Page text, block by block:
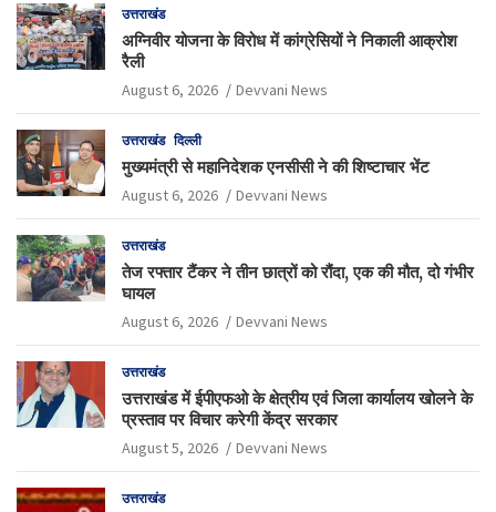
उत्तराखंड
अग्निवीर योजना के विरोध में कांग्रेसियों ने निकाली आक्रोश
रैली
August 6, 2026 Devvani News
उत्तराखंड दिल्ली
मुख्यमंत्री से महानिदेशक एनसीसी ने की शिष्टाचार भेंट
August 6, 2026 Devvani News
उत्तराखंड
तेज रफ्तार टैंकर ने तीन छात्रों को रौंदा, एक की मौत, दो गंभीर
घायल
August 6, 2026 Devvani News
उत्तराखंड
उत्तराखंड में ईपीएफओ के क्षेत्रीय एवं जिला कार्यालय खोलने के
प्रस्ताव पर विचार करेगी केंद्र सरकार
August 5, 2026 Devvani News
उत्तराखंड